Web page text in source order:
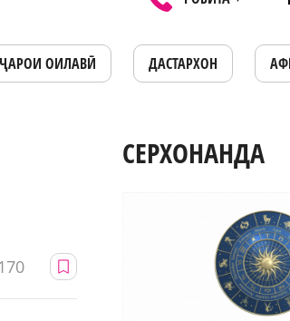
ОИЛАВӢ ДАСТАРХОН
СЕРХОНАНДА